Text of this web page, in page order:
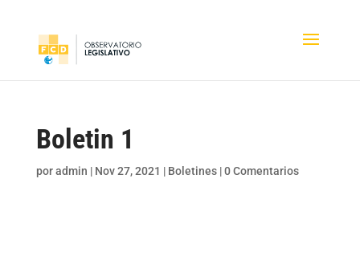
Boletin 1
poradmin | Nov 27, 2021 | Boletines|0 Comentarios